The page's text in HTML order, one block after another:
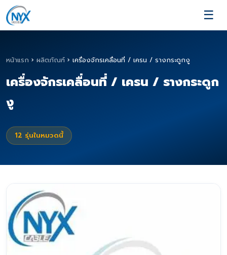
☰
หน้าแรก › ผลิตภัณฑ์ › เครื่องจักรเคลื่อนที่ / เครน / รางกระดูกงู
เครื่องจักรเคลื่อนที่ / เครน / รางกระดูก
งู
12 รุ่นในหมวดนี้